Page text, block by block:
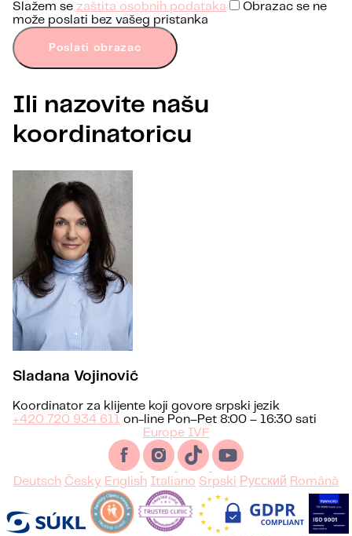
Slažem se zaštita osobnih podataka
Obrazac se ne
može poslati bez vašeg pristanka
Poslati obrazac
Ili nazovite našu
koordinatoricu
Sladana Vojinović
Koordinator za klijente koji govore srpski jezik
+420 720 934 611
on-line Pon–Pet 8:00 – 16:30 sati
Europe IVF
Deutsch Česky English Italiano Srpski Русский Română